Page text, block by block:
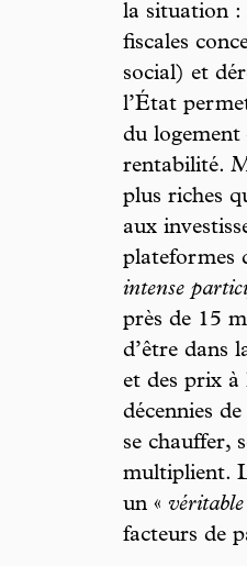
la situation :
fiscales
social) et
l’État
du logement
rentabilité.
plus riches
aux
plateformes
intense
près de 15
d’être dans
et des prix à
décennies
se chauffer,
multiplient.
un «
facteurs de